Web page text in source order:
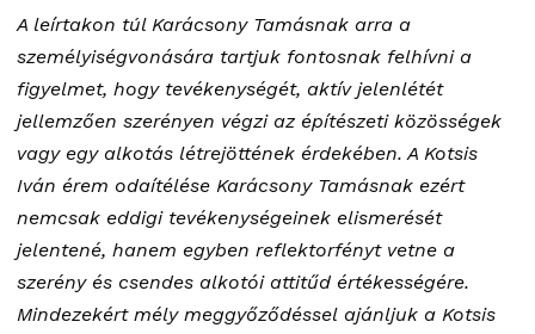
A leírtakon túl Karácsony Tamásnak arra a
személyiségvonására tartjuk fontosnak felhívni a
figyelmet, hogy tevékenységét, aktív jelenlétét
jellemzően szerényen végzi az építészeti közösségek
vagy egy alkotás létrejöttének érdekében. A Kotsis
Iván érem odaítélése Karácsony Tamásnak ezért
nemcsak eddigi tevékenységeinek elismerését
jelentené, hanem egyben reflektorfényt vetne a
szerény és csendes alkotói attitűd értékességére.
Mindezekért mély meggyőződéssel ajánljuk a Kotsis